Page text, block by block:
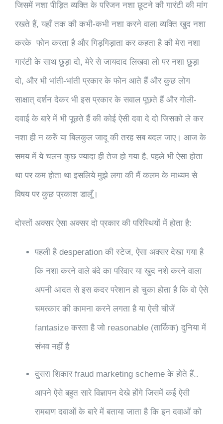
जिसमें नशा पीड़ित व्यक्ति के परिजन नशा छूटने की गारंटी की मांग
रखते हैं, यहाँ तक की कभी-कभी नशा करने वाला व्यक्ति खुद नशा
करके फोन करता है और गिड़गिड़ाता कर कहता है की मेरा नशा
गारंटी के साथ छुड़ा दो, मेरे से जायदाद लिखवा लो पर नशा छुड़ा
दो, और भी भांती-भांती प्रकार के फोन आते हैं और कुछ लोग
साक्षात् दर्शन देकर भी इस प्रकार के सवाल पूछते हैं और गोली-
दवाई के बारे में भी पूछते हैं की कोई ऐसी दवा दे दो जिसको ले कर
नशा ही न करुँ या बिलकुल जादू की तरह सब बदल जाए। आज के
समय में ये चलन कुछ ज्यादा ही तेज हो गया है, पहले भी ऐसा होता
था पर कम होता था इसलिये मुझे लगा की मैं कलम के माध्यम से
विषय पर कुछ प्रकाश डालूँ।
दोस्तों अक्सर ऐसा अक्सर दो प्रकार की परिस्थियों में होता है:
पहली है desperation की स्टेज, ऐसा अक्सर देखा गया है
कि नशा करने वाले बंदे का परिवार या खुद नशे करने वाला
अपनी आदत से इस कदर परेशान हो चुका होता है कि वो ऐसे
चमत्कार की कामना करने लगता है या ऐसी चीजें
fantasize करता है जो reasonable (तार्किक) दुनिया में
संभव नहीं है
दुसरा शिकार fraud marketing scheme के होते हैं..
आपने ऐसे बहुत सारे विज्ञापन देखे होंगे जिसमें कई ऐसी
रामबाण दवाओं के बारे में बताया जाता है कि इन दवाओं को